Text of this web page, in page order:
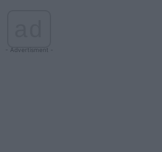
- Advertisment -